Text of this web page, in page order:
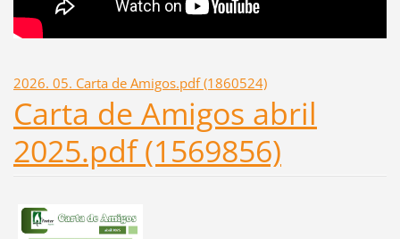
2026. 05. Carta de Amigos.pdf (1860524)
Carta de Amigos abril
2025.pdf (1569856)